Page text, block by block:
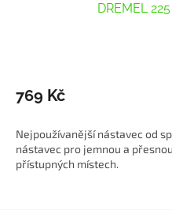
DREMEL
769 Kč
Nejpoužívanější nástavec od
nástavec pro jemnou a
přístupných místech.